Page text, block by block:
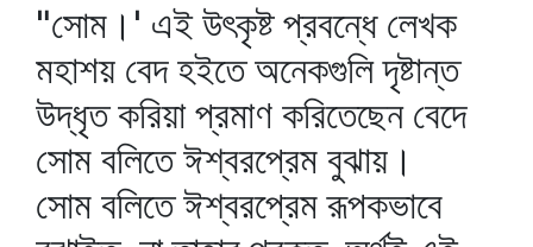
"সোম।' এই উৎকৃষ্ট প্রবন্ধে লেখক
মহাশয় বেদ হইতে অনেকগুলি দৃষ্টান্ত
উদ্‌ধৃত করিয়া প্রমাণ করিতেছেন বেদে
সোম বলিতে ঈশ্বরপ্রেম বুঝায়।
সোম বলিতে ঈশ্বরপ্রেম রূপকভাবে